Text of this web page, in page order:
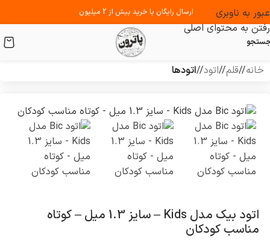
عبور به ناوبری
رفتن به محتوای اصلی
ارسال رایگان با خرید بیش از 2 میلیون
خانه/ قلم/ اتود/ اتود‌ها
اتود بیک مدل Kids – سایز 1.3 میل – کوتاه
مناسب کودکان